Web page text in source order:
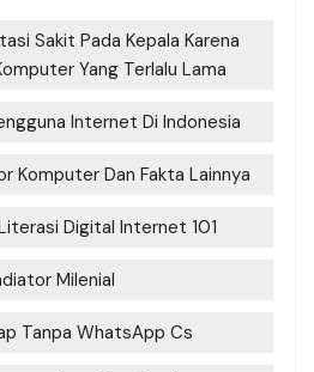
Sakit Pada Kepala Karena
Yang Terlalu Lama
Internet Di Indonesia
Komputer Dan Fakta Lainnya
Digital Internet 101
Milenial
Tanpa WhatsApp Cs